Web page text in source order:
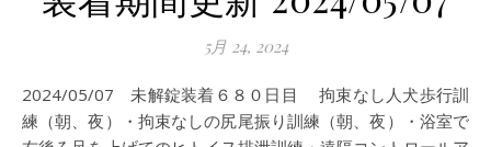
5月 24, 2024
2024/05/07 未解錠装着６８０日目 拘束なし人犬歩行訓
練（朝、夜）・拘束なしの尻尾振り訓練（朝、夜）・浴室で